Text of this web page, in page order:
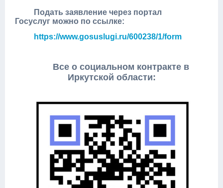
Подать заявление через портал
Госуслуг можно по ссылке:
https://www.gosuslugi.ru/600238/1/form
Все о социальном контракте в
Иркутской области: